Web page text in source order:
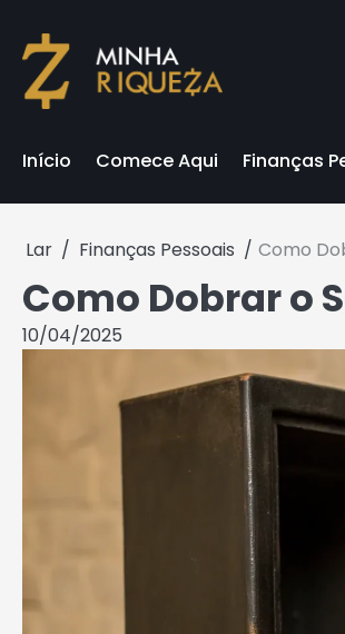
content
Início Comece Aqui Finanças
Lar Finanças Pessoais Como
Como Dobrar o
10/04/2025